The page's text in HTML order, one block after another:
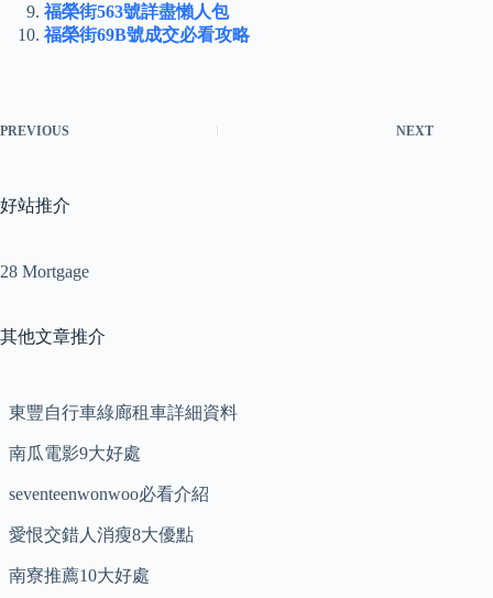
福榮街563號詳盡懶人包
福榮街69B號成交必看攻略
PREVIOUS NEXT
好站推介
28 Mortgage
其他文章推介
東豐自行車綠廊租車詳細資料
南瓜電影9大好處
seventeenwonwoo必看介紹
愛恨交錯人消瘦8大優點
南寮推薦10大好處